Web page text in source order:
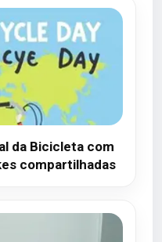
da Bicicleta com
compartilhadas